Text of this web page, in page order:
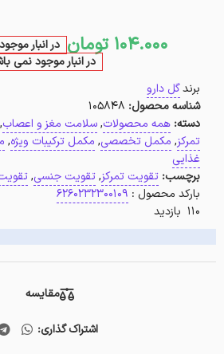
104.000 تومان در انبار
در انبار موجود نمی
برندگل دارو
شناسه محصول: 105848
دسته: همه محصولات,سلامت مغز و اعصاب,
تمرکز, مکمل تخصصی, مکمل ترکیبات ویژه,
غذایی
برچسب: تقویت تمرکز,تقویت جنسی,
بارکد محصول : 6260232300109
110 بازدید
مقایسه
اشتراک گذاری: